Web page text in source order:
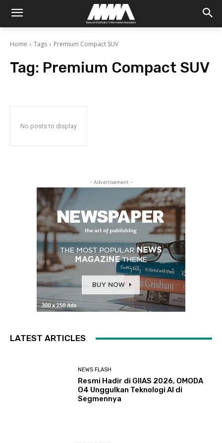
Home Tags Premium Compact SUV
Tag: Premium Compact SUV
No posts to display
- Advertisement -
LATEST ARTICLES
NEWS FLASH
Resmi Hadir di GIIAS 2026, OMODA
O4 Unggulkan Teknologi AI di
Segmennya